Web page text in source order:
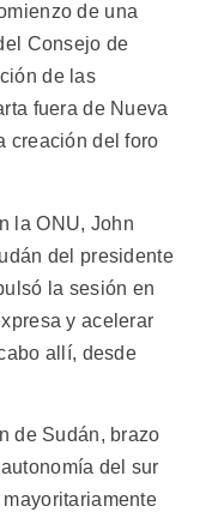
de una
Consejo de
de las
fuera de Nueva
creación del foro
la ONU, John
del presidente
la sesión en
y acelerar
allí, desde
de Sudán, brazo
del sur